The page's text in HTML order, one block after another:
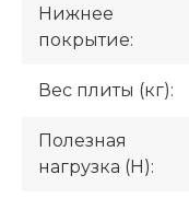
Нижнее
покрытие:
Вес плиты (кг):
Полезная
нагрузка (H):